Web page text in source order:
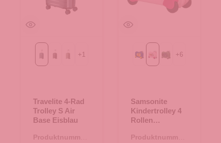
Eisblauanthrazitchampagner
+ 1
Travelite 4-Rad
Trolley S Air
Base Eisblau
Produktnummer:
Mickey Happy
Minnie Flower Power
Motorbike
+6
Samsonite
Kindertrolley 4
Rollen
Minnie Flower
Produktnummer: